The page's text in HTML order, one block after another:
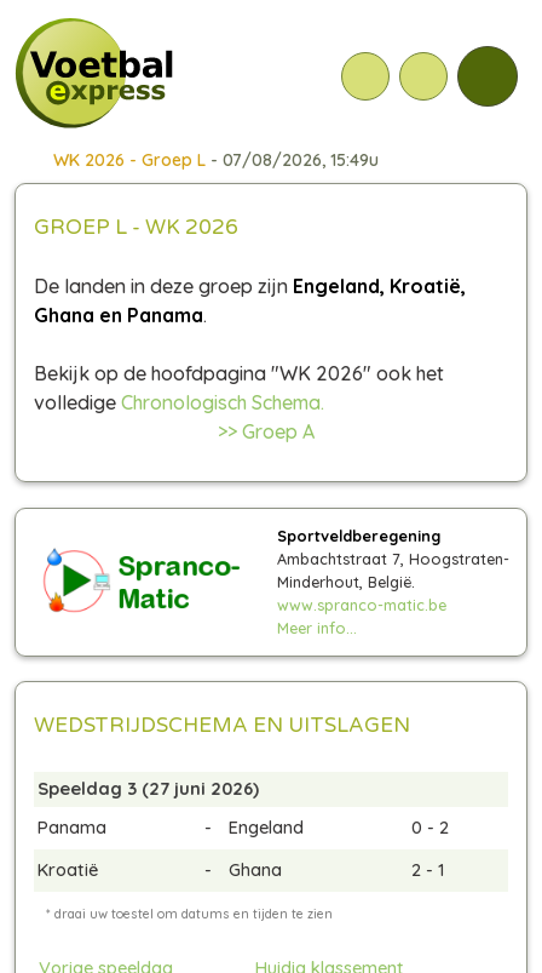
WK 2026 - Groep L- 07/08/2026, 15:49u
GROEP L - WK 2026
De landen in deze groep zijn Engeland, Kroatië,
Ghana en Panama.
Bekijk op de hoofdpagina "WK 2026" ook het
volledige Chronologisch Schema.
>> Groep A
Sportveldberegening
Ambachtstraat 7, Hoogstraten-
Minderhout, België.
www.spranco-matic.be
Meer info...
WEDSTRIJDSCHEMA EN UITSLAGEN
Speeldag 3 (27 juni 2026)
Panama
- Engeland
0 - 2
Kroatië
- Ghana 2 - 1
Vorige speeldag Huidig klassement